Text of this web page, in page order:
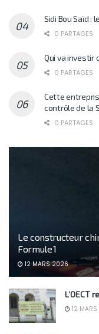
Sidi Bou Saïd :
0 PARTAGES
Qui va investir
0 PARTAGES
Cette
contrôle de la
0 PARTAGES
Le constructeur
Formule 1
12 MARS 2026
L’OECT
12